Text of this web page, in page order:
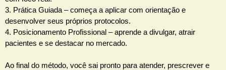
3. Prática Guiada – começa a aplicar com orientação e
desenvolver seus próprios protocolos.
4. Posicionamento Profissional – aprende a divulgar, atrair
pacientes e se destacar no mercado.
Ao final do método, você sai pronto para atender, prescrever e